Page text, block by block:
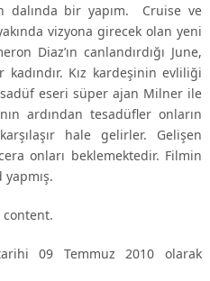
dalında bir yapım. Cruise ve
vizyona girecek olan yeni
Diaz’ın canlandırdığı June,
kadındır. Kız kardeşinin evliliği
eseri süper ajan Milner ile
ardından tesadüfler onların
hale gelirler. Gelişen
onları beklemektedir. Filmin
09 Temmuz 2010 olarak